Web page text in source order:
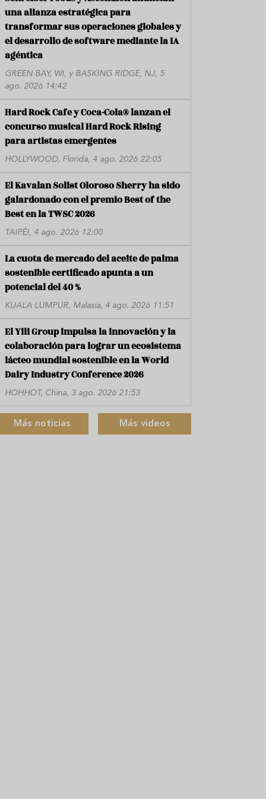
una alianza estratégica para
transformar sus operaciones globales y
el desarrollo de software mediante la IA
agéntica
GREEN BAY, WI, y BASKING RIDGE, NJ, 5
ago. 2026 14:42
Hard Rock Cafe y Coca-Cola® lanzan el
concurso musical Hard Rock Rising
para artistas emergentes
HOLLYWOOD, Florida, 4 ago. 2026 22:05
El Kavalan Solist Oloroso Sherry ha sido
galardonado con el premio Best of the
Best en la TWSC 2026
TAIPÉI, 4 ago. 2026 12:00
La cuota de mercado del aceite de palma
sostenible certificado apunta a un
potencial del 40 %
KUALA LUMPUR, Malasia, 4 ago. 2026 11:51
El Yili Group impulsa la innovación y la
colaboración para lograr un ecosistema
lácteo mundial sostenible en la World
Dairy Industry Conference 2026
HOHHOT, China, 3 ago. 2026 21:53
Más noticias Más videos